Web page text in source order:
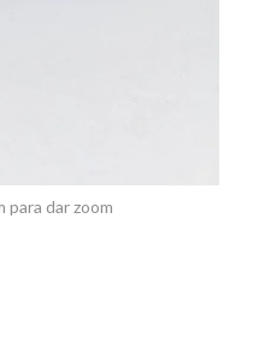
para dar zoom